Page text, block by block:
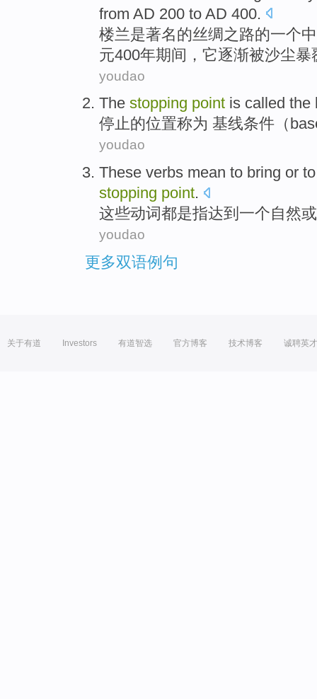
from AD 200 to AD 400.
楼兰是著名的丝绸之路的一个
元400年期间，它逐渐被沙尘暴
youdao
The stopping point is called the
停止的位置称为 基线条件（
youdao
These verbs mean to bring or
stopping point.
这些动词都是指达到 一个自然或
youdao
更多双语例句
关于有道 Investors 有道智选 官方博客 技术博客 诚聘英才